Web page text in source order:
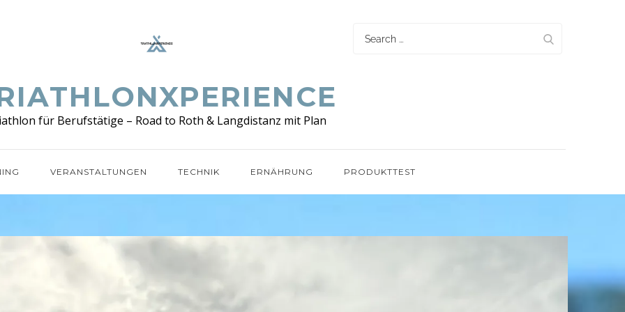
für Berufstätige – Road to Roth & Langdistanz mit Plan
VERANSTALTUNGEN TECHNIK ERNÄHRUNG PRODUKTTEST
Search